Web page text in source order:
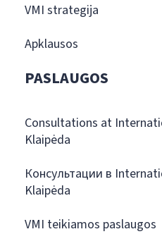
VMI strategija
Apklausos
PASLAUGOS
Consultations at
Klaipėda
Консультации в
Klaipėda
VMI teikiamos paslaugos